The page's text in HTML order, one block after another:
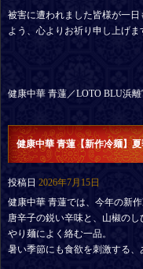
被害に遭われました皆様が一
よう、心よりお祈り申し上げま
健康中華 青蓮／LOTO BLU浜
健康中華 青蓮【新作冷麺】
投稿日 2026年7月15日
健康中華 青蓮では、今年の新
唐辛子の鋭い辛味と、山椒の
やり麺によく絡む一品。
暑い季節にも食欲を刺激する、